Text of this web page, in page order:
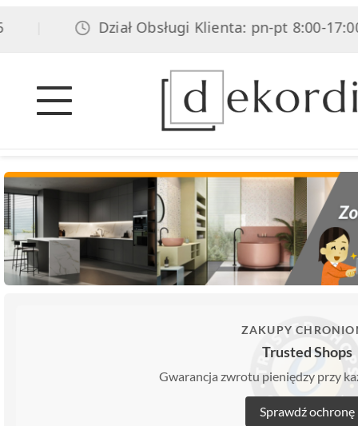
Dział Obsługi Klienta: pn-pt 8:00-17:00, sob
ZAKUPY
Trusted Shops
Gwarancja zwrotu pieniędzy przy
Sprawdź ochronę